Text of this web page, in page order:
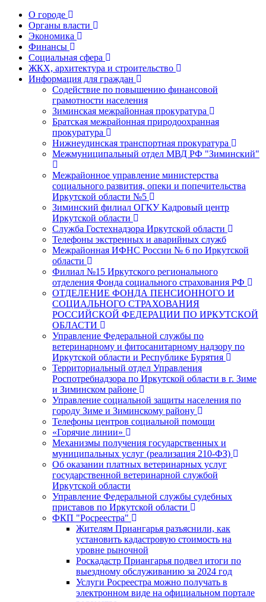
О городе
Органы власти
Экономика
Финансы
Социальная сфера
ЖКХ, архитектура и строительство
Информация для граждан
Содействие по повышению финансовой
грамотности населения
Зиминская межрайонная прокуратура
Братская межрайонная природоохранная
прокуратура
Нижнеудинская транспортная прокуратура
Межмуниципальный отдел МВД РФ "Зиминский"
Межрайонное управление министерства
социального развития, опеки и попечительства
Иркутской области №5
Зиминский филиал ОГКУ Кадровый центр
Иркутской области
Служба Гостехнадзора Иркутской области
Телефоны экстренных и аварийных служб
Межрайонная ИФНС России № 6 по Иркутской
области
Филиал №15 Иркутского регионального
отделения Фонда социального страхования РФ
ОТДЕЛЕНИЕ ФОНДА ПЕНСИОННОГО И
СОЦИАЛЬНОГО СТРАХОВАНИЯ
РОССИЙСКОЙ ФЕДЕРАЦИИ ПО ИРКУТСКОЙ
ОБЛАСТИ
Управление Федеральной службы по
ветеринарному и фитосанитарному надзору по
Иркутской области и Республике Бурятия
Территориальный отдел Управления
Роспотребнадзора по Иркутской области в г. Зиме
и Зиминском районе
Управление социальной защиты населения по
городу Зиме и Зиминскому району
Телефоны центров социальной помощи
«Горячие линии»
Механизмы получения государственных и
муниципальных услуг (реализация 210-ФЗ)
Об оказании платных ветеринарных услуг
государственной ветеринарной службой
Иркутской области
Управление Федеральной службы судебных
приставов по Иркутской области
ФКП "Росреестра"
Жителям Приангарья разъяснили, как
установить кадастровую стоимость на
уровне рыночной
Роскадастр Приангарья подвел итоги по
выездному обслуживанию за 2024 год
Услуги Росреестра можно получать в
электронном виде на официальном портале